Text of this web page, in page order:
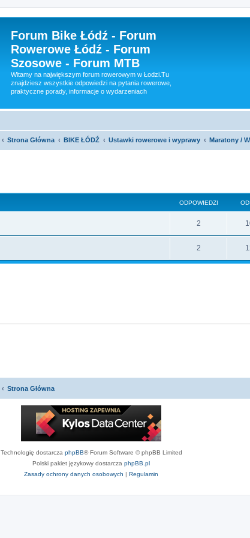
Forum Bike Łódź - Forum
Rowerowe Łódź - Forum
Szosowe - Forum MTB
Witamy na największym forum rowerowym w Łodzi.Tu
znajdziesz wszystkie odpowiedzi na pytania rowerowe,
praktyczne porady, informacje o wydarzeniach
Strona Główna BIKE ŁÓDŹ Ustawki rowerowe i wyprawy Maratony /
ODPOWIEDZI
2
2
Strona Główna
Technologię dostarcza phpBB® Forum Software © phpBB Limited
Polski pakiet językowy dostarcza phpBB.pl
Zasady ochrony danych osobowych | Regulamin